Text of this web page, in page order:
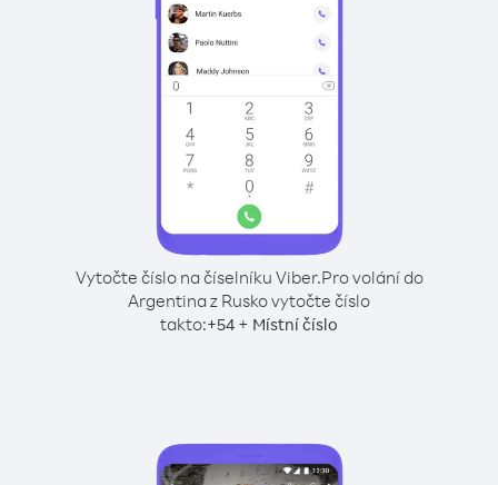
Vytočte číslo na číselníku Viber.Pro volání do
Argentina z Rusko vytočte číslo
takto:+54 + Místní číslo